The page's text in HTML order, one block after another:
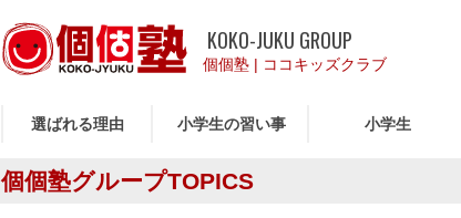
KOKO-JUKU GROUP
個個塾 | ココキッズクラブ
選ばれる理由 小学生の習い事 小学生
個個塾グループTOPICS